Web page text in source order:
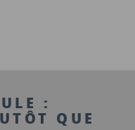
:
QUE